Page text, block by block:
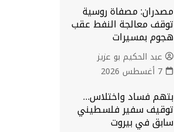
مصدران: مصفاة روسية
توقف معالجة النفط عقب
هجوم بمسيرات
عبد الحكيم بو عزيز
7 أغسطس 2026
بتهم فساد واختلاس…
توقيف سفير فلسطيني
سابق في بيروت